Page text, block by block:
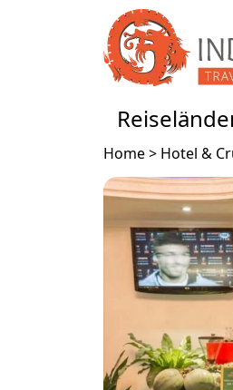
Home > Hotel &